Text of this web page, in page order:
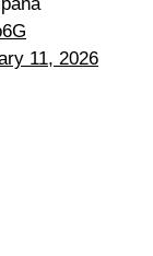
11, 2026